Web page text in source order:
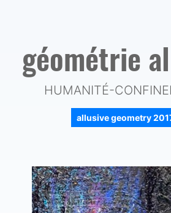
géométrie
HUMANITÉ-
allusive geometry